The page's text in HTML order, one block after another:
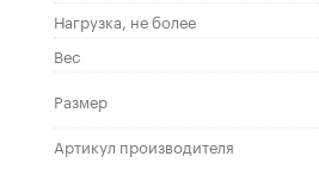
Нагрузка, не более
Вес
Размер
Артикул производителя